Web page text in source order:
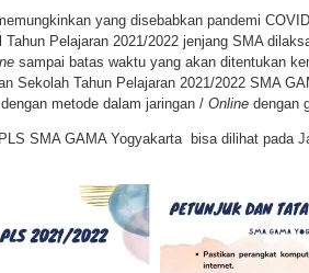
yang disebabkan pandemi
Pelajaran 2021/2022 jenjang SMA
sampai batas waktu yang akan ditentukan
Sekolah Tahun Pelajaran 2021/2022 SMA
metode dalam jaringan / Online dengan
SMA GAMA Yogyakarta bisa dilihat pada